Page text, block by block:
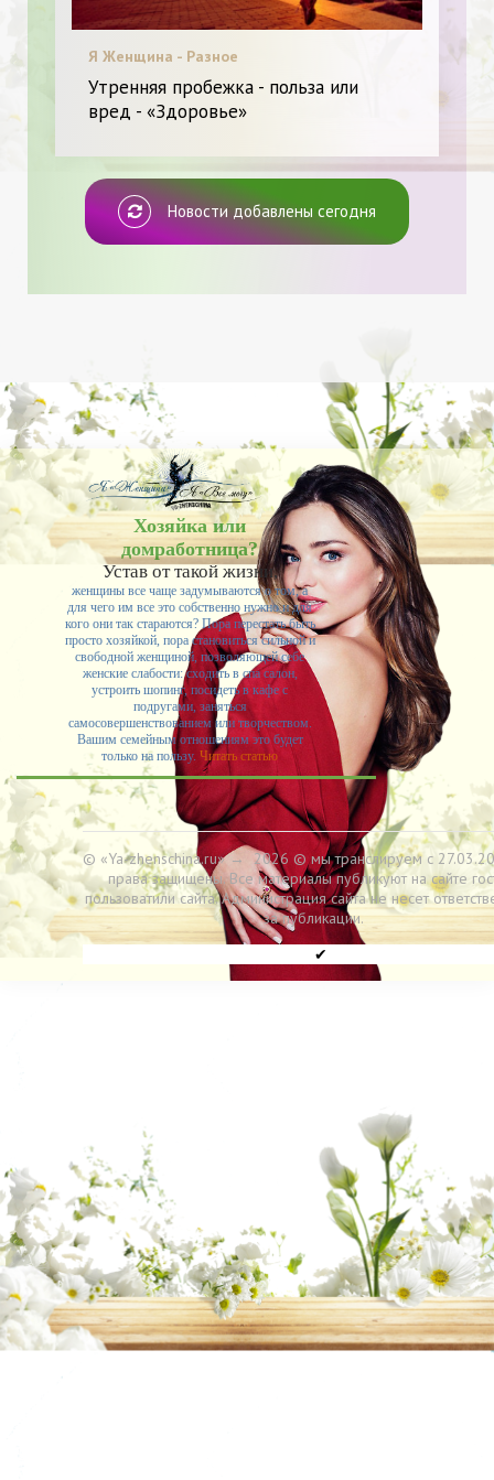
Я Женщина - Разное
Утренняя пробежка - польза или
вред - «Здоровье»
Новости добавлены сегодня
Хозяйка или
домработница?
Устав от такой жизни,
женщины все чаще задумываются о том, а
для чего им все это собственно нужно и для
кого они так стараются? Пора перестать быть
просто хозяйкой, пора становиться сильной и
свободной женщиной, позволяющей себе
женские слабости: сходить в спа салон,
устроить шопинг, посидеть в кафе с
подругами, заняться
самосовершенствованием или творчеством.
Вашим семейным отношениям это будет
только на пользу. Читать статью
© «Ya-zhenschina.ru»→ 2026 © мы транслируем с
права защищены. Все материалы публикуют на сайте
пользоватили сайта. Администрация сайта не несет
за публикации.
✔